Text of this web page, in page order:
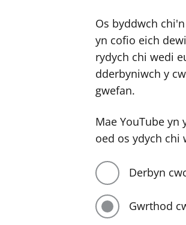
Os byddwch
yn cofio eich
rydych chi wedi
dderbyniwch y
gwefan.
Mae YouTube
oed os ydych chi
Derbyn
Gwrthod